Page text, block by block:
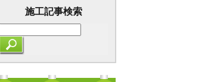
施工記事検索